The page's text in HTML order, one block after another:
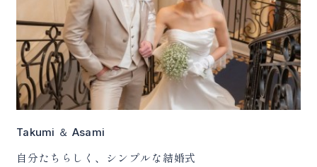
Takumi ＆ Asami
自分たちらしく、シンプルな結婚式